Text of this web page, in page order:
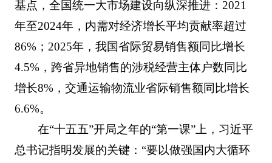
基点，全国统一大市场建设向纵深推进：2021
年至2024年，内需对经济增长平均贡献率超过
86%；2025年，我国省际贸易销售额同比增长
4.5%，跨省异地销售的涉税经营主体户数同比
增长8%，交通运输物流业省际销售额同比增长
6.6%。
在“十五五”开局之年的“第一课”上，习近平
总书记指明发展的关键：“要以做强国内大循环